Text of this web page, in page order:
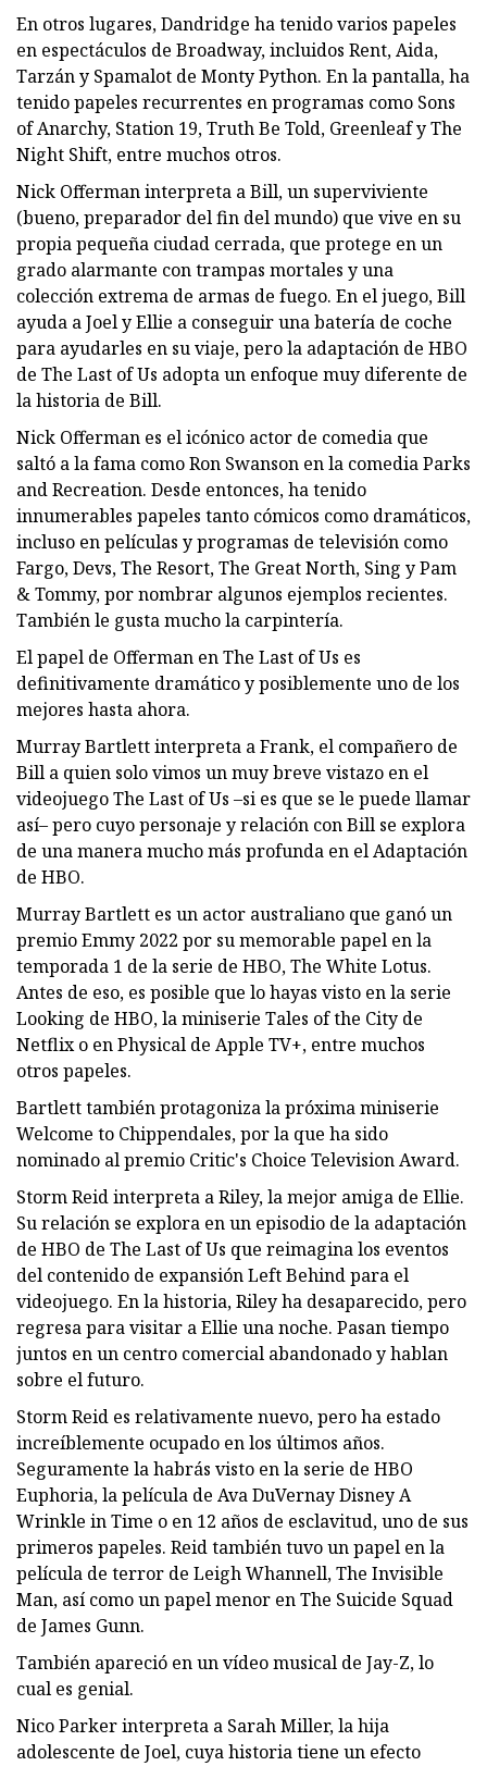
En otros lugares, Dandridge ha tenido varios papeles
en espectáculos de Broadway, incluidos Rent, Aida,
Tarzán y Spamalot de Monty Python. En la pantalla, ha
tenido papeles recurrentes en programas como Sons
of Anarchy, Station 19, Truth Be Told, Greenleaf y The
Night Shift, entre muchos otros.
Nick Offerman interpreta a Bill, un superviviente
(bueno, preparador del fin del mundo) que vive en su
propia pequeña ciudad cerrada, que protege en un
grado alarmante con trampas mortales y una
colección extrema de armas de fuego. En el juego, Bill
ayuda a Joel y Ellie a conseguir una batería de coche
para ayudarles en su viaje, pero la adaptación de HBO
de The Last of Us adopta un enfoque muy diferente de
la historia de Bill.
Nick Offerman es el icónico actor de comedia que
saltó a la fama como Ron Swanson en la comedia Parks
and Recreation. Desde entonces, ha tenido
innumerables papeles tanto cómicos como dramáticos,
incluso en películas y programas de televisión como
Fargo, Devs, The Resort, The Great North, Sing y Pam
& Tommy, por nombrar algunos ejemplos recientes.
También le gusta mucho la carpintería.
El papel de Offerman en The Last of Us es
definitivamente dramático y posiblemente uno de los
mejores hasta ahora.
Murray Bartlett interpreta a Frank, el compañero de
Bill a quien solo vimos un muy breve vistazo en el
videojuego The Last of Us –si es que se le puede llamar
así– pero cuyo personaje y relación con Bill se explora
de una manera mucho más profunda en el Adaptación
de HBO.
Murray Bartlett es un actor australiano que ganó un
premio Emmy 2022 por su memorable papel en la
temporada 1 de la serie de HBO, The White Lotus.
Antes de eso, es posible que lo hayas visto en la serie
Looking de HBO, la miniserie Tales of the City de
Netflix o en Physical de Apple TV+, entre muchos
otros papeles.
Bartlett también protagoniza la próxima miniserie
Welcome to Chippendales, por la que ha sido
nominado al premio Critic's Choice Television Award.
Storm Reid interpreta a Riley, la mejor amiga de Ellie.
Su relación se explora en un episodio de la adaptación
de HBO de The Last of Us que reimagina los eventos
del contenido de expansión Left Behind para el
videojuego. En la historia, Riley ha desaparecido, pero
regresa para visitar a Ellie una noche. Pasan tiempo
juntos en un centro comercial abandonado y hablan
sobre el futuro.
Storm Reid es relativamente nuevo, pero ha estado
increíblemente ocupado en los últimos años.
Seguramente la habrás visto en la serie de HBO
Euphoria, la película de Ava DuVernay Disney A
Wrinkle in Time o en 12 años de esclavitud, uno de sus
primeros papeles. Reid también tuvo un papel en la
película de terror de Leigh Whannell, The Invisible
Man, así como un papel menor en The Suicide Squad
de James Gunn.
También apareció en un vídeo musical de Jay-Z, lo
cual es genial.
Nico Parker interpreta a Sarah Miller, la hija
adolescente de Joel, cuya historia tiene un efecto